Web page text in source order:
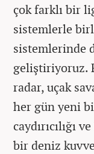
çok farklı bir
sistemlerle
sistemlerinde
geliştiriyoruz.
radar, uçak
her gün yeni
caydırıcılığı
bir deniz